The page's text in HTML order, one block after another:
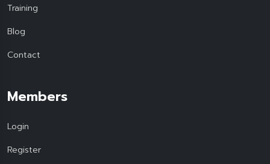
Training
Blog
Contact
Members
Login
Register